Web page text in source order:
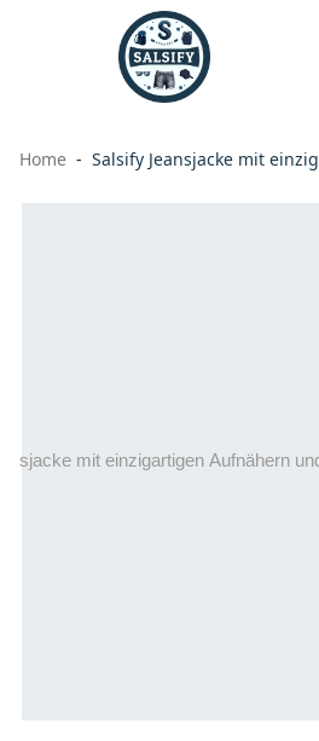
Home Salsify Jeansjacke mit